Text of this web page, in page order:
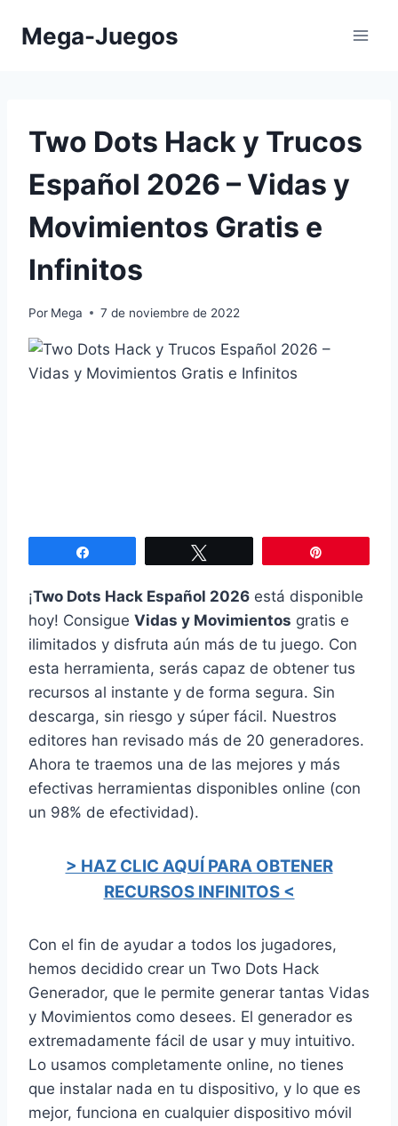
Mega-Juegos
Two Dots Hack y Trucos
Español 2026 – Vidas y
Movimientos Gratis e
Infinitos
Por Mega 7 de noviembre de 2022
¡Two Dots Hack Español 2026 está disponible
hoy! Consigue Vidas y Movimientos gratis e
ilimitados y disfruta aún más de tu juego. Con
esta herramienta, serás capaz de obtener tus
recursos al instante y de forma segura. Sin
descarga, sin riesgo y súper fácil. Nuestros
editores han revisado más de 20 generadores.
Ahora te traemos una de las mejores y más
efectivas herramientas disponibles online (con
un 98% de efectividad).
> HAZ CLIC AQUÍ PARA OBTENER
RECURSOS INFINITOS <
Con el fin de ayudar a todos los jugadores,
hemos decidido crear un Two Dots Hack
Generador, que le permite generar tantas Vidas
y Movimientos como desees. El generador es
extremadamente fácil de usar y muy intuitivo.
Lo usamos completamente online, no tienes
que instalar nada en tu dispositivo, y lo que es
mejor, funciona en cualquier dispositivo móvil